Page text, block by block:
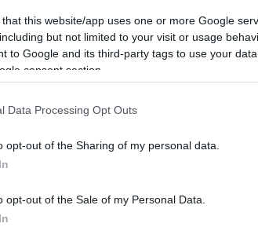
that this website/app uses one or more Google
but not limited to your visit or usage
to Google and its third-party tags to use your
consent section.
Data Processing Opt Outs
opt-out of the Sharing of my personal data.
opt-out of the Sale of my Personal Data.
και κρίθηκε στις
να ελέγξει το μεγαλύτερο
του στα κρίσιμα σημεία, όμως
διεκδίκησε τη νίκη παρόλο που
ψυχικά αποθέματα για να διεκδικήσει
στους πρωταθλητές Ευρώπης.